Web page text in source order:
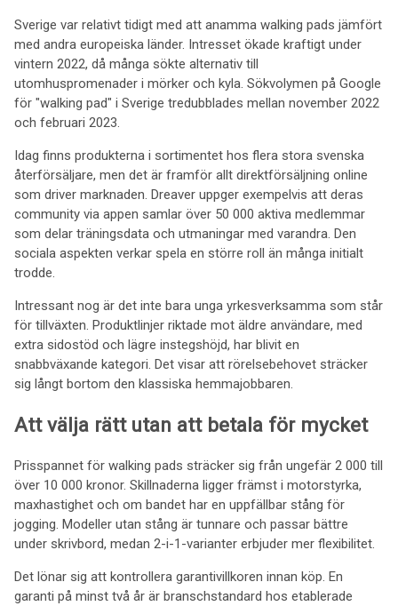
Sverige var relativt tidigt med att anamma walking pads jämfört
med andra europeiska länder. Intresset ökade kraftigt under
vintern 2022, då många sökte alternativ till
utomhuspromenader i mörker och kyla. Sökvolymen på Google
för "walking pad" i Sverige tredubblades mellan november 2022
och februari 2023.
Idag finns produkterna i sortimentet hos flera stora svenska
återförsäljare, men det är framför allt direktförsäljning online
som driver marknaden. Dreaver uppger exempelvis att deras
community via appen samlar över 50 000 aktiva medlemmar
som delar träningsdata och utmaningar med varandra. Den
sociala aspekten verkar spela en större roll än många initialt
trodde.
Intressant nog är det inte bara unga yrkesverksamma som står
för tillväxten. Produktlinjer riktade mot äldre användare, med
extra sidostöd och lägre instegshöjd, har blivit en
snabbväxande kategori. Det visar att rörelsebehovet sträcker
sig långt bortom den klassiska hemmajobbaren.
Att välja rätt utan att betala för mycket
Prisspannet för walking pads sträcker sig från ungefär 2 000 till
över 10 000 kronor. Skillnaderna ligger främst i motorstyrka,
maxhastighet och om bandet har en uppfällbar stång för
jogging. Modeller utan stång är tunnare och passar bättre
under skrivbord, medan 2-i-1-varianter erbjuder mer flexibilitet.
Det lönar sig att kontrollera garantivillkoren innan köp. En
garanti på minst två år är branschstandard hos etablerade